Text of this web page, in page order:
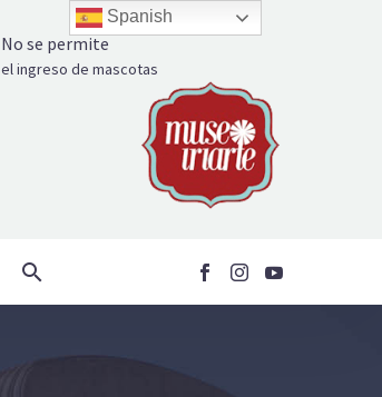
No se permite
el ingreso de mascotas
Spanish